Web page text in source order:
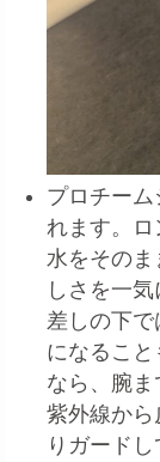
プロチー
れます。
水をその
しさを一
差しの下
になるこ
なら、腕
紫外線か
りガード